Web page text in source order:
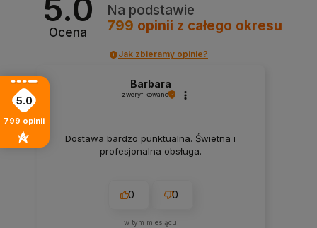
5.0
Ocena
Na podstawie
799 opinii z całego okresu
Jak zbieramy opinie?
Barbara
zweryfikowano
Dostawa bardzo punktualna. Świetna i
profesjonalna obsługa.
0 0
w tym miesiącu
5.0
799 opinii